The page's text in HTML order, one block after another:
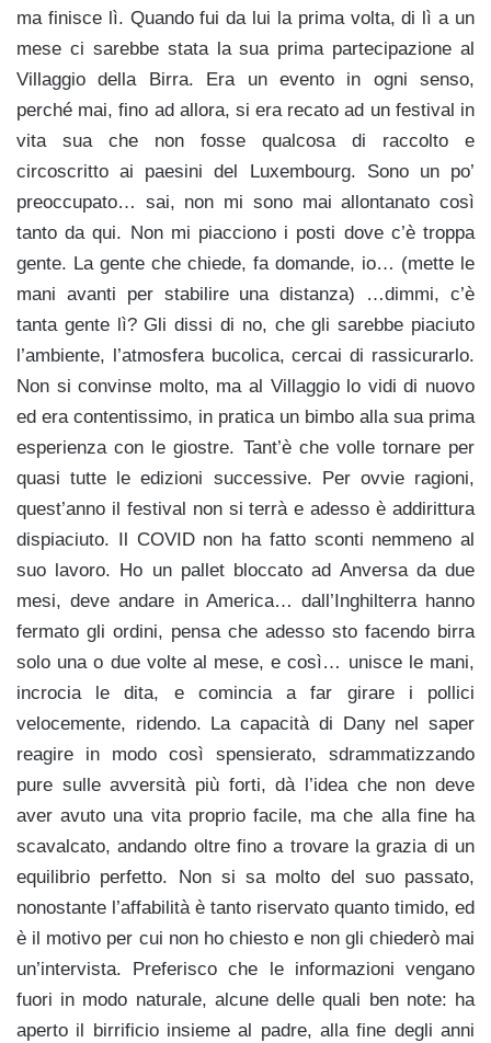
ma finisce lì. Quando fui da lui la prima volta, di lì a un
mese ci sarebbe stata la sua prima partecipazione al
Villaggio della Birra. Era un evento in ogni senso,
perché mai, fino ad allora, si era recato ad un festival in
vita sua che non fosse qualcosa di raccolto e
circoscritto ai paesini del Luxembourg. Sono un po’
preoccupato… sai, non mi sono mai allontanato così
tanto da qui. Non mi piacciono i posti dove c’è troppa
gente. La gente che chiede, fa domande, io… (mette le
mani avanti per stabilire una distanza) …dimmi, c’è
tanta gente lì? Gli dissi di no, che gli sarebbe piaciuto
l’ambiente, l’atmosfera bucolica, cercai di rassicurarlo.
Non si convinse molto, ma al Villaggio lo vidi di nuovo
ed era contentissimo, in pratica un bimbo alla sua prima
esperienza con le giostre. Tant’è che volle tornare per
quasi tutte le edizioni successive. Per ovvie ragioni,
quest’anno il festival non si terrà e adesso è addirittura
dispiaciuto. Il COVID non ha fatto sconti nemmeno al
suo lavoro. Ho un pallet bloccato ad Anversa da due
mesi, deve andare in America… dall’Inghilterra hanno
fermato gli ordini, pensa che adesso sto facendo birra
solo una o due volte al mese, e così… unisce le mani,
incrocia le dita, e comincia a far girare i pollici
velocemente, ridendo. La capacità di Dany nel saper
reagire in modo così spensierato, sdrammatizzando
pure sulle avversità più forti, dà l’idea che non deve
aver avuto una vita proprio facile, ma che alla fine ha
scavalcato, andando oltre fino a trovare la grazia di un
equilibrio perfetto. Non si sa molto del suo passato,
nonostante l’affabilità è tanto riservato quanto timido, ed
è il motivo per cui non ho chiesto e non gli chiederò mai
un’intervista. Preferisco che le informazioni vengano
fuori in modo naturale, alcune delle quali ben note: ha
aperto il birrificio insieme al padre, alla fine degli anni